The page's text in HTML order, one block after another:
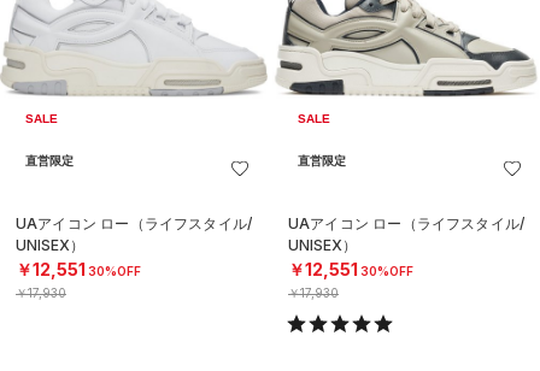
SALE
直営限定
UAアイコン ロー（ライフスタイル/
UNISEX）
￥12,551 30%OFF
￥17,930
SALE
直営限定
UAアイコン ロー（ライフスタイル/
UNISEX）
￥12,551 30%OFF
￥17,930